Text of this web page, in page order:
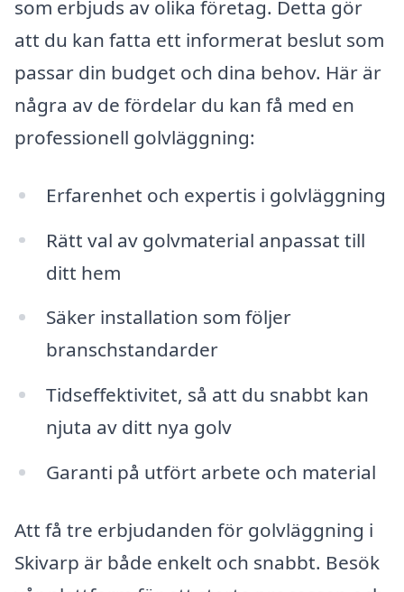
som erbjuds av olika företag. Detta gör
att du kan fatta ett informerat beslut som
passar din budget och dina behov. Här är
några av de fördelar du kan få med en
professionell golvläggning:
Erfarenhet och expertis i golvläggning
Rätt val av golvmaterial anpassat till
ditt hem
Säker installation som följer
branschstandarder
Tidseffektivitet, så att du snabbt kan
njuta av ditt nya golv
Garanti på utfört arbete och material
Att få tre erbjudanden för golvläggning i
Skivarp är både enkelt och snabbt. Besök